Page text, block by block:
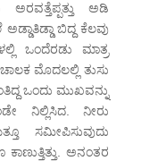
ಅಡಿ
ಬಿದ್ದ ಕೆಲವು
ಒಂದೆರಡು ಮಾತ್ರ
ಚಾಲಕ ಮೊದಲಲ್ಲಿ ತುಸು
ಒಂದು ಮುಖವನ್ನು
ನಿಲ್ಲಿಸಿದ. ನೀರು
ಸಮೀಪಿಸುವುದು
ಅನಂತರ